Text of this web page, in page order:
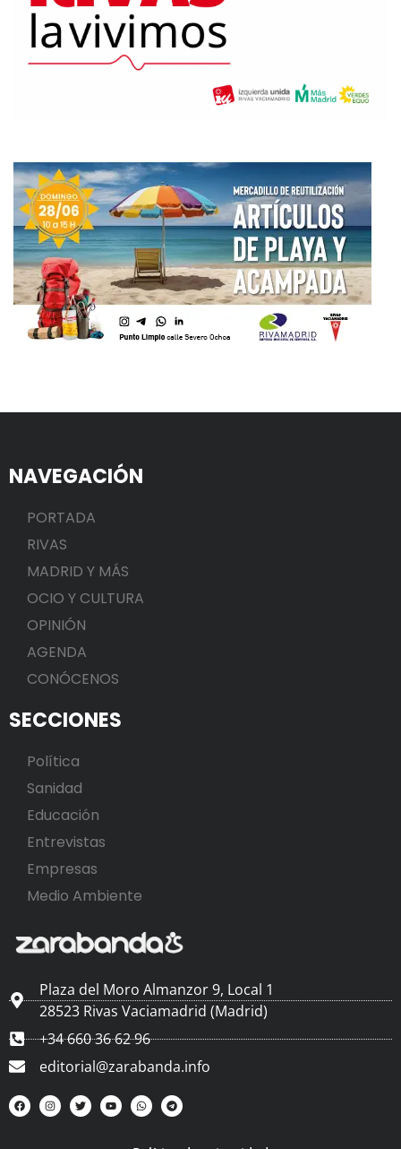
NAVEGACIÓN
PORTADA
RIVAS
MADRID Y MÁS
OCIO Y CULTURA
OPINIÓN
AGENDA
CONÓCENOS
SECCIONES
Política
Sanidad
Educación
Entrevistas
Empresas
Medio Ambiente
Plaza del Moro Almanzor 9, Local 1
28523 Rivas Vaciamadrid (Madrid)
+34 660 36 62 96
editorial@zarabanda.info